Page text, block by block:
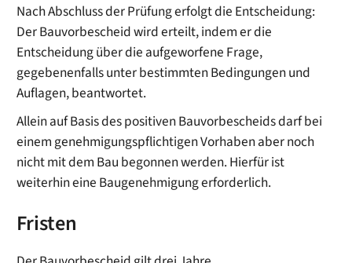
Nach Abschluss der Prüfung erfolgt die Entscheidung:
Der Bauvorbescheid wird erteilt, indem er die
Entscheidung über die aufgeworfene Frage,
gegebenenfalls unter bestimmten Bedingungen und
Auflagen, beantwortet.
Allein auf Basis des positiven Bauvorbescheids darf bei
einem genehmigungspflichtigen Vorhaben aber noch
nicht mit dem Bau begonnen werden. Hierfür ist
weiterhin eine Baugenehmigung erforderlich.
Fristen